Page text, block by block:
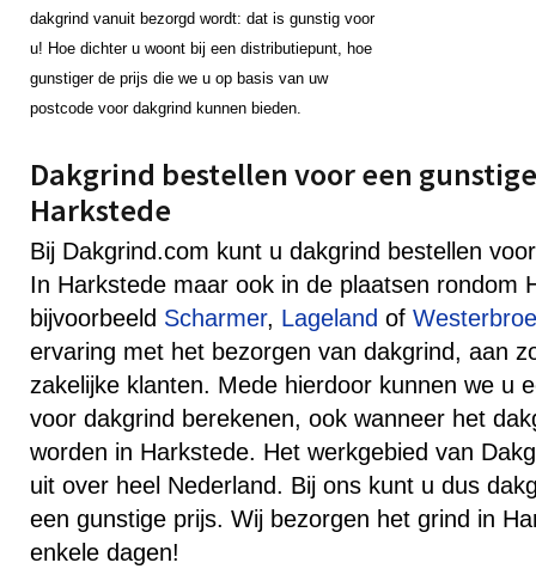
dakgrind vanuit bezorgd wordt: dat is gunstig voor
u! Hoe dichter u woont bij een distributiepunt, hoe
gunstiger de prijs die we u op basis van uw
postcode voor dakgrind kunnen bieden.
Dakgrind bestellen voor een
Harkstede
Bij Dakgrind.com kunt u dakgrind bestellen
In Harkstede maar ook in de plaatsen rondom
bijvoorbeeld Scharmer, Lageland of
ervaring met het bezorgen van dakgrind, aan
zakelijke klanten. Mede hierdoor kunnen we u
voor dakgrind berekenen, ook wanneer het
worden in Harkstede. Het werkgebied van
uit over heel Nederland. Bij ons kunt u dus
een gunstige prijs. Wij bezorgen het grind in
enkele dagen!